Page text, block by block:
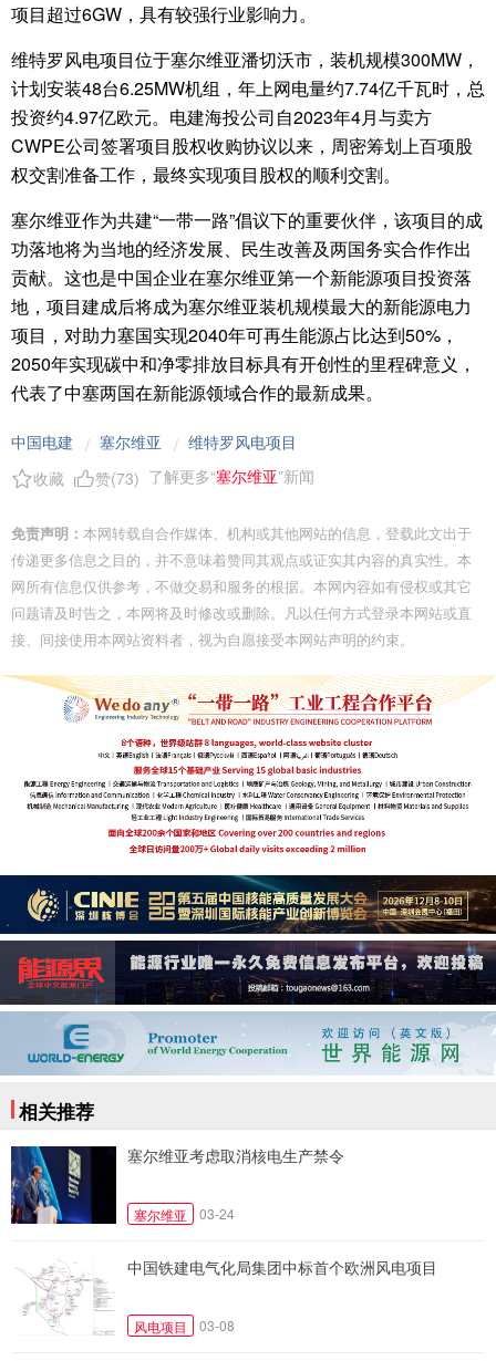
项目超过6GW，具有较强行业影响力。
维特罗风电项目位于塞尔维亚潘切沃市，装机规模300MW，
计划安装48台6.25MW机组，年上网电量约7.74亿千瓦时，总
投资约4.97亿欧元。电建海投公司自2023年4月与卖方
CWPE公司签署项目股权收购协议以来，周密筹划上百项股
权交割准备工作，最终实现项目股权的顺利交割。
塞尔维亚作为共建“一带一路”倡议下的重要伙伴，该项目的成
功落地将为当地的经济发展、民生改善及两国务实合作作出
贡献。这也是中国企业在塞尔维亚第一个新能源项目投资落
地，项目建成后将成为塞尔维亚装机规模最大的新能源电力
项目，对助力塞国实现2040年可再生能源占比达到50%，
2050年实现碳中和净零排放目标具有开创性的里程碑意义，
代表了中塞两国在新能源领域合作的最新成果。
中国电建 / 塞尔维亚 / 维特罗风电项目
收藏
赞(73) 了解更多“塞尔维亚”新闻
免责声明： 本网转载自合作媒体、机构或其他网站的信息，登载此文出于
传递更多信息之目的，并不意味着赞同其观点或证实其内容的真实性。本
网所有信息仅供参考，不做交易和服务的根据。本网内容如有侵权或其它
问题请及时告之，本网将及时修改或删除。凡以任何方式登录本网站或直
接、间接使用本网站资料者，视为自愿接受本网站声明的约束。
相关推荐
塞尔维亚考虑取消核电生产禁令
塞尔维亚 03-24
中国铁建电气化局集团中标首个欧洲风电项目
风电项目 03-08